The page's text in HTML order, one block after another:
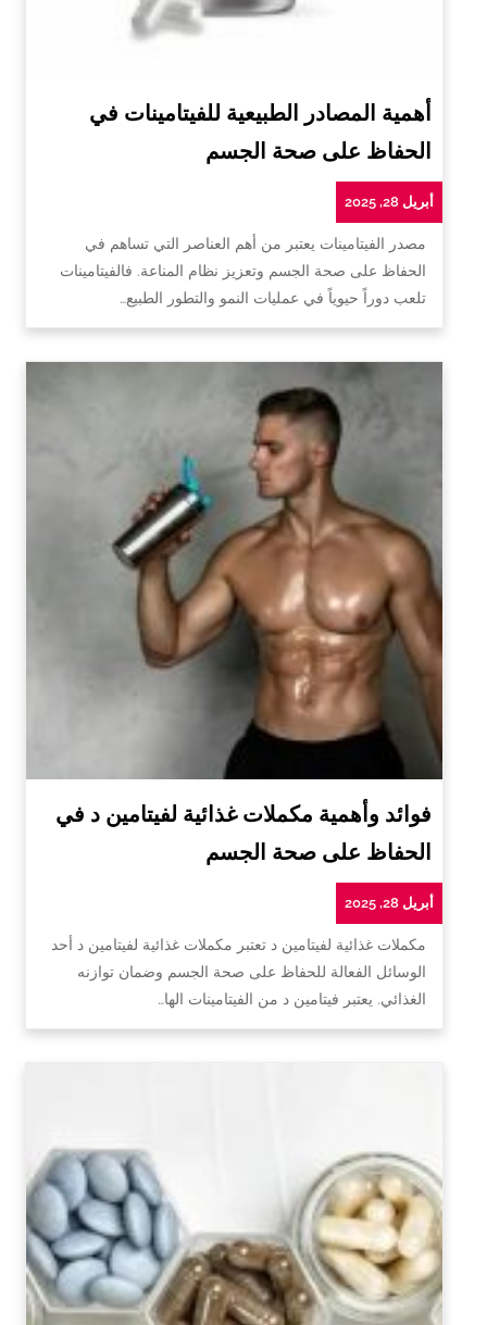
أهمية المصادر الطبيعية للفيتامينات في
الحفاظ على صحة الجسم
أبريل 28, 2025
مصدر الفيتامينات يعتبر من أهم العناصر التي تساهم في
الحفاظ على صحة الجسم وتعزيز نظام المناعة. فالفيتامينات
تلعب دوراً حيوياً في عمليات النمو والتطور الطبيع…
فوائد وأهمية مكملات غذائية لفيتامين د في
الحفاظ على صحة الجسم
أبريل 28, 2025
مكملات غذائية لفيتامين د تعتبر مكملات غذائية لفيتامين د أحد
الوسائل الفعالة للحفاظ على صحة الجسم وضمان توازنه
الغذائي. يعتبر فيتامين د من الفيتامينات الها…